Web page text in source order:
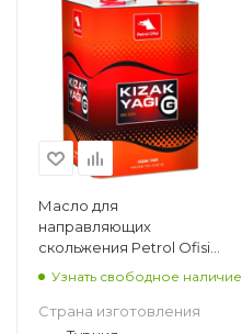
Масло для
направляющих
скольжения Petrol Ofisi
Kızak Yağı G 220, 15кг
Узнать свободное наличие
Страна изготовления